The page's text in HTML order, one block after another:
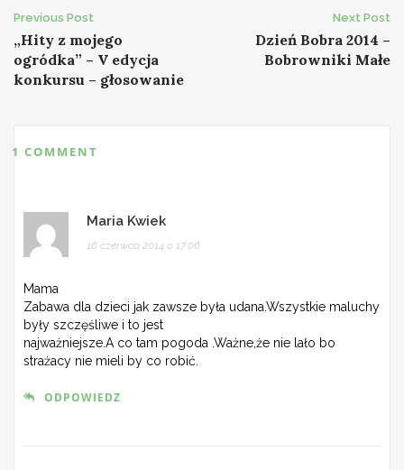
Post
navigation
Previous Post
„Hity z mojego
ogródka” – V edycja
konkursu – głosowanie
Next Post
Dzień Bobra 2014 –
Bobrowniki Małe
1 COMMENT
Maria Kwiek
16 czerwca 2014 o 17:06
Mama
Zabawa dla dzieci jak zawsze była udana.Wszystkie maluchy
były szczęśliwe i to jest
najważniejsze.A co tam pogoda .Ważne,że nie lało bo
strażacy nie mieli by co robić.
ODPOWIEDZ